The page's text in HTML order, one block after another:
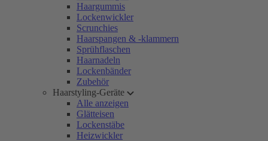
Haargummis
Lockenwickler
Scrunchies
Haarspangen & -klammern
Sprühflaschen
Haarnadeln
Lockenbänder
Zubehör
Haarstyling-Geräte
Alle anzeigen
Glätteisen
Lockenstäbe
Heizwickler